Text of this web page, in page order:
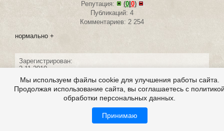
Репутация:
(0|0)
Публикаций: 4
Комментариев: 2 254
нормально +
Зарегистрирован:
2.11.2010
Мы используем файлы cookie для улучшения работы сайта.
Продолжая использование сайта, вы соглашаетесь с
обработки персональных данных.
Принимаю